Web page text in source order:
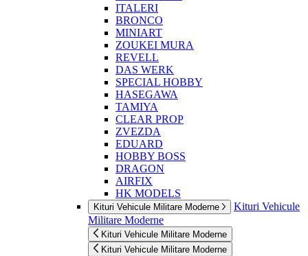
ITALERI
BRONCO
MINIART
ZOUKEI MURA
REVELL
DAS WERK
SPECIAL HOBBY
HASEGAWA
TAMIYA
CLEAR PROP
ZVEZDA
EDUARD
HOBBY BOSS
DRAGON
AIRFIX
HK MODELS
Kituri Vehicule Militare Moderne
Kituri Vehicule
Militare Moderne
Kituri Vehicule Militare Moderne
Kituri Vehicule Militare Moderne